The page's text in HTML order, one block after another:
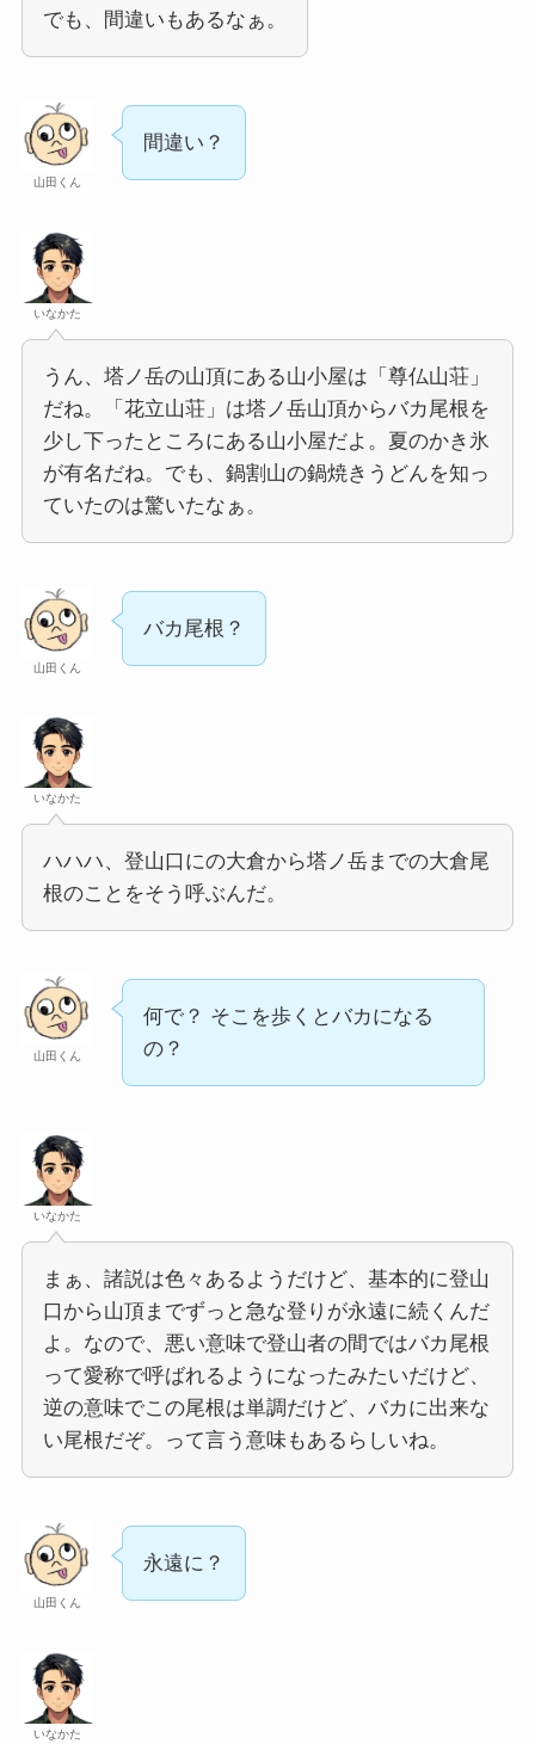
でも、間違いもあるなぁ。
山田くん
間違い？
いなかた
うん、塔ノ岳の山頂にある山小屋は「尊仏山荘」
だね。「花立山荘」は塔ノ岳山頂からバカ尾根を
少し下ったところにある山小屋だよ。夏のかき氷
が有名だね。でも、鍋割山の鍋焼きうどんを知っ
ていたのは驚いたなぁ。
山田くん
バカ尾根？
いなかた
ハハハ、登山口にの大倉から塔ノ岳までの大倉尾
根のことをそう呼ぶんだ。
山田くん
何で？ そこを歩くとバカになる
の？
いなかた
まぁ、諸説は色々あるようだけど、基本的に登山
口から山頂までずっと急な登りが永遠に続くんだ
よ。なので、悪い意味で登山者の間ではバカ尾根
って愛称で呼ばれるようになったみたいだけど、
逆の意味でこの尾根は単調だけど、バカに出来な
い尾根だぞ。って言う意味もあるらしいね。
山田くん
永遠に？
いなかた